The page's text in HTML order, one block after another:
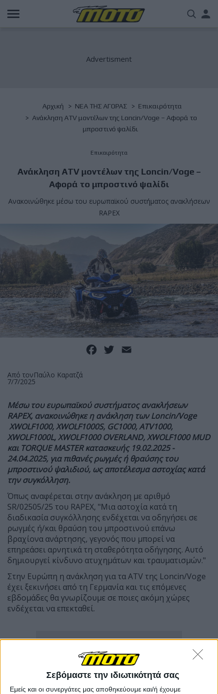
Σεβόμαστε την ιδιωτικότητά σας
Εμείς και οι συνεργάτες μας αποθηκεύουμε και/ή έχουμε
Παράκαμψη
προς
Breadcrumb
Αρχική NΕΑ ΤΗΣ ΑΓΟΡΑΣ
Επικαιρότητα
Ανάκληση ATV μοντέλων της Loncin/Voge – Αφορά το
μπροστινό ψαλίδι
Επικαιρότητα
Ανάκληση ATV μοντέλων της Loncin/Voge –
Αφορά το μπροστινό ψαλίδι
Ανακοινώθηκε μέσω του ευρωπαϊκού συστήματος ανακλήσεων
RAPEX
Facebook
Twitter
Από τονΠαύλο Καρατζά
7/7/2025
Μέσω του ευρωπαϊκού συστήματος ανακλήσεων
RAPEX, ανακοινώθηκε η ανάκληση των Loncin/Voge
XWOLF1000, XWOLF1000S, GC1000, ATV1000,
XWOLF1000L, XWOLF1000 OVERLAND, XWOLF1000 MUD
και TORQUE MASTER κατασκευής 19.02.2025 -
24.04.2025, για πιθανές ρωγμές ή θραύσης του
μπροστινού ψαλιδιού, ως αποτέλεσμα αστοχίας κατά
την συγκόλληση.
Όπως αναφέρεται στην ανάκληση με αριθμό
SR/02505/25 του RAPEX, "Μια αστοχία κατά τη
διαδικασία συγκόλλησης ενδέχεται να οδηγήσει σε
ρωγμές ή/και θραύση του μπροστινού επάνω
βραχίονα ανάρτησης, γεγονός που μπορεί να
επηρεάσει αρνητικά τη σταθερότητα οδήγησης. Αυτό
δημιουργεί κίνδυνο ατυχημάτων και τραυματισμών."
Στην Ευρώπη η ανάκληση για τα ATV της Loncin/Voge
έχει ξεκινήσει από τη Γερμανία και τις επόμενες
εβδομάδες θα γνωρίζουμε σε ποιες ακόμη χώρες
ενδέχεται να επεκταθεί.